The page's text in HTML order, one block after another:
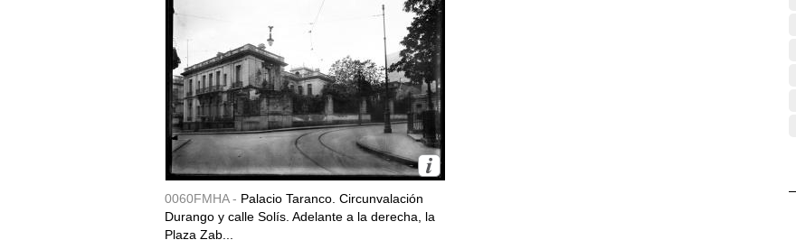
0060FMHA - Palacio Taranco. Circunvalación
Durango y calle Solís. Adelante a la derecha, la
Plaza Zab...